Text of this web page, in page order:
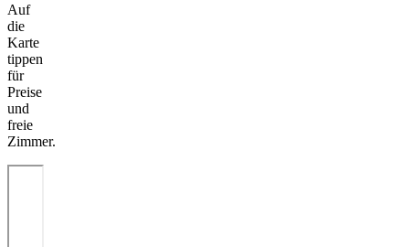
Auf
die
Karte
tippen
für
Preise
und
freie
Zimmer.